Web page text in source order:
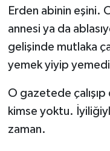
Erden abinin eşini.
annesi ya da
gelişinde mutlaka
yemek yiyip
O gazetede
kimse yoktu.
zaman.